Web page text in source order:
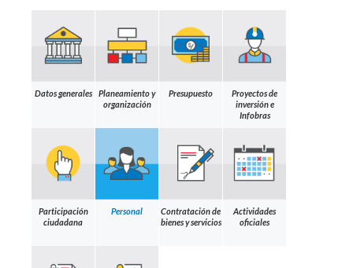
Datos generales
Planeamiento y
organización
Presupuesto
Proyectos de
inversión e
Infobras
Participación
ciudadana
Personal
Contratación de
bienes y servicios
Actividades
oficiales